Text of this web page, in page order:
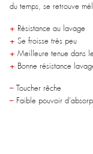
du temps, se retrouve
+ Résistance au lavage
+ Se froisse très peu
+ Meilleure tenue dans
+ Bonne résistance
– Toucher rêche
– Faible pouvoir